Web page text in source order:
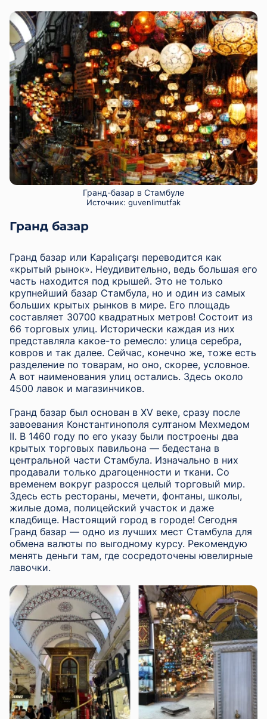
Гранд-базар в Стамбуле
Источник: guvenlimutfak
Гранд базар
Гранд базар или Kapalıçarşı переводится как
«крытый рынок». Неудивительно, ведь большая его
часть находится под крышей. Это не только
крупнейший базар Стамбула, но и один из самых
больших крытых рынков в мире. Его площадь
составляет 30700 квадратных метров! Состоит из
66 торговых улиц. Исторически каждая из них
представляла какое-то ремесло: улица серебра,
ковров и так далее. Сейчас, конечно же, тоже есть
разделение по товарам, но оно, скорее, условное.
А вот наименования улиц остались. Здесь около
4500 лавок и магазинчиков.
Гранд базар был основан в XV веке, сразу после
завоевания Константинополя султаном Мехмедом
II. В 1460 году по его указу были построены два
крытых торговых павильона — бедестана в
центральной части Стамбула. Изначально в них
продавали только драгоценности и ткани. Со
временем вокруг разросся целый торговый мир.
Здесь есть рестораны, мечети, фонтаны, школы,
жилые дома, полицейский участок и даже
кладбище. Настоящий город в городе! Сегодня
Гранд базар — одно из лучших мест Стамбула для
обмена валюты по выгодному курсу. Рекомендую
менять деньги там, где сосредоточены ювелирные
лавочки.